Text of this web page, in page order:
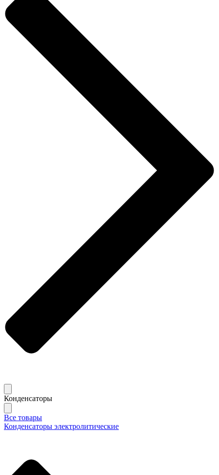
Конденсаторы
Все товары
Конденсаторы электролитические